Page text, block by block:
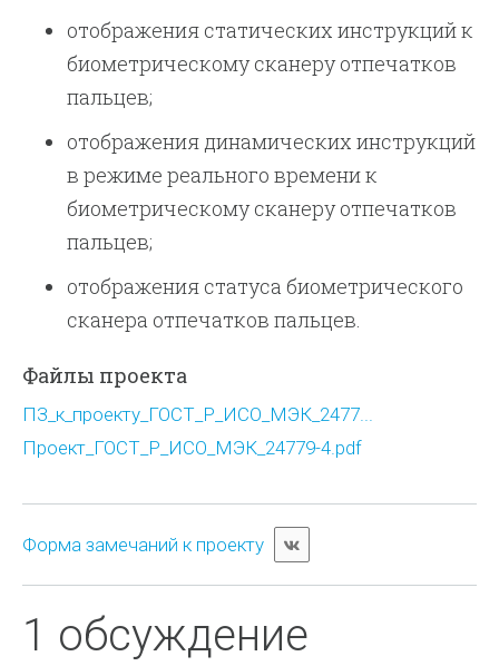
отображения статических инструкций к
биометрическому сканеру отпечатков
пальцев;
отображения динамических инструкций
в режиме реального времени к
биометрическому сканеру отпечатков
пальцев;
отображения статуса биометрического
сканера отпечатков пальцев.
Файлы проекта
ПЗ_к_проекту_ГОСТ_Р_ИСО_МЭК_2477...
Проект_ГОСТ_Р_ИСО_МЭК_24779-4.pdf
Форма замечаний к проекту
1 обсуждение